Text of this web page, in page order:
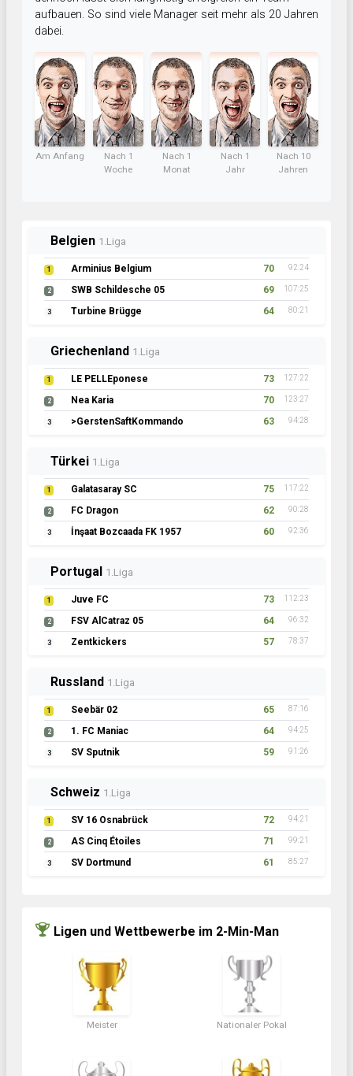
aufbauen. So sind viele Manager seit mehr als 20 Jahren
dabei.
Am Anfang
Nach 1
Woche
Nach 1
Monat
Nach 1
Jahr
Nach 10
Jahren
Belgien 1.Liga
1 Arminius Belgium 70 92:24
2 SWB Schildesche 05 69 107:25
3 Turbine Brügge 64 80:21
Griechenland 1.Liga
1 LE PELLEponese 73 127:22
2 Nea Karia 70 123:27
3 >GerstenSaftKommando 63 94:28
Türkei 1.Liga
1 Galatasaray SC 75 117:22
2 FC Dragon 62 90:28
3 İnşaat Bozcaada FK 1957 60 92:36
Portugal 1.Liga
1 Juve FC 73 112:23
2 FSV AlCatraz 05 64 96:32
3 Zentkickers 57 78:37
Russland 1.Liga
1 Seebär 02 65 87:16
2 1. FC Maniac 64 94:25
3 SV Sputnik 59 91:26
Schweiz 1.Liga
1 SV 16 Osnabrück 72 94:21
2 AS Cinq Étoiles 71 99:21
3 SV Dortmund 61 85:27
Ligen und Wettbewerbe im 2-Min-Man
Meister Nationaler Pokal